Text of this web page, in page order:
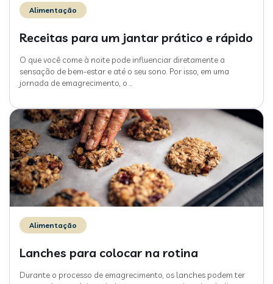
Alimentação
Receitas para um jantar prático e rápido
O que você come à noite pode influenciar diretamente a
sensação de bem-estar e até o seu sono. Por isso, em uma
jornada de emagrecimento, o …
Alimentação
Lanches para colocar na rotina
Durante o processo de emagrecimento, os lanches podem ter